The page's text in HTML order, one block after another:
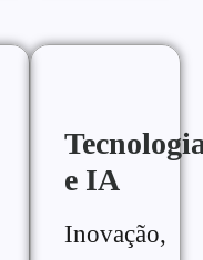
e IA
Inovação,